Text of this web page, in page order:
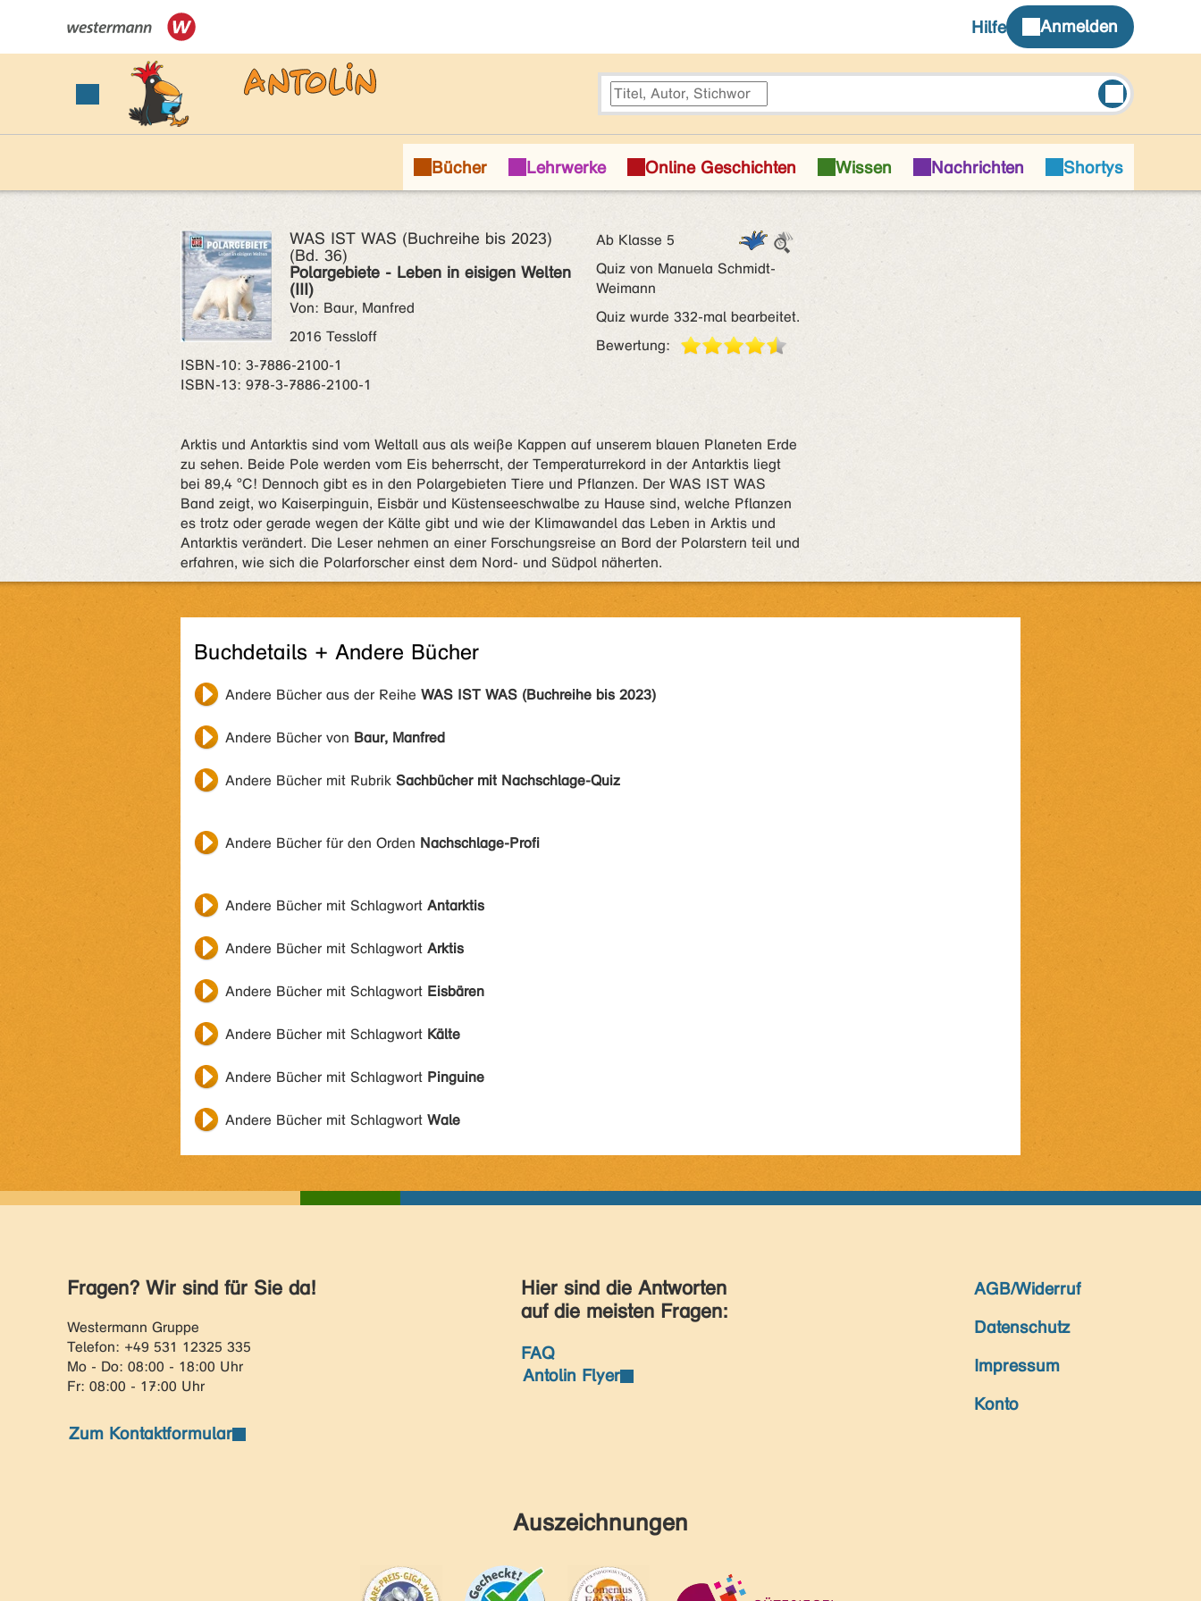
WAS IST WAS (Buchreihe bis 2023)
(Bd. 36)
Polargebiete - Leben in eisigen Welten
(III)
Von: Baur, Manfred
2016 Tessloff
ISBN‑10: 3-7886-2100-1
ISBN‑13: 978-3-7886-2100-1
Ab Klasse 5
Quiz von Manuela Schmidt-
Weimann
Quiz wurde 332-mal bearbeitet.
Bewertung:
Arktis und Antarktis sind vom Weltall aus als weiße Kappen auf unserem blauen Planeten Erde
zu sehen. Beide Pole werden vom Eis beherrscht, der Temperaturrekord in der Antarktis liegt
bei 89,4 °C! Dennoch gibt es in den Polargebieten Tiere und Pflanzen. Der WAS IST WAS
Band zeigt, wo Kaiserpinguin, Eisbär und Küstenseeschwalbe zu Hause sind, welche Pflanzen
es trotz oder gerade wegen der Kälte gibt und wie der Klimawandel das Leben in Arktis und
Antarktis verändert. Die Leser nehmen an einer Forschungsreise an Bord der Polarstern teil und
erfahren, wie sich die Polarforscher einst dem Nord- und Südpol näherten.
Buchdetails + Andere Bücher
Andere Bücher aus der Reihe WAS IST WAS (Buchreihe bis 2023)
Andere Bücher von Baur, Manfred
Andere Bücher mit Rubrik Sachbücher mit Nachschlage-Quiz
Andere Bücher für den Orden Nachschlage-Profi
Andere Bücher mit Schlagwort Antarktis
Andere Bücher mit Schlagwort Arktis
Andere Bücher mit Schlagwort Eisbären
Andere Bücher mit Schlagwort Kälte
Andere Bücher mit Schlagwort Pinguine
Andere Bücher mit Schlagwort Wale